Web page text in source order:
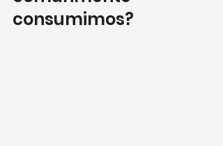
consumimos?